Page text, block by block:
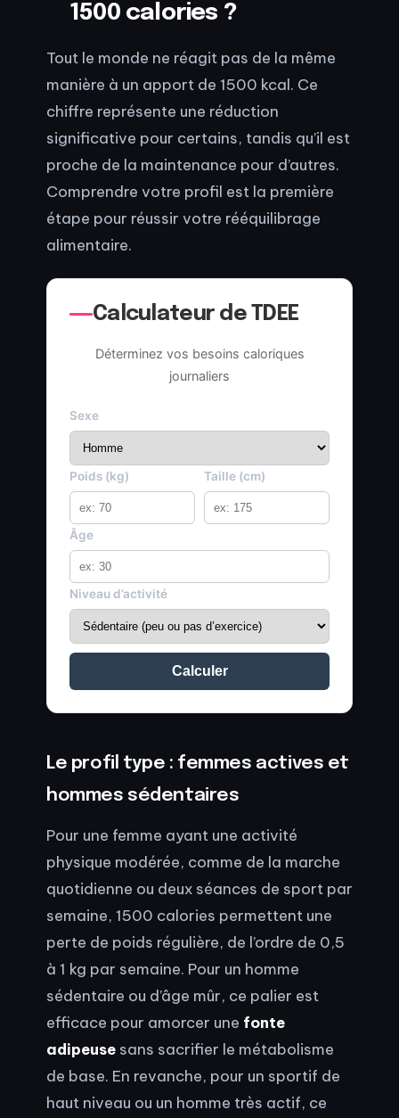
1500 calories ?
Tout le monde ne réagit pas de la même
manière à un apport de 1500 kcal. Ce
chiffre représente une réduction
significative pour certains, tandis qu’il est
proche de la maintenance pour d’autres.
Comprendre votre profil est la première
étape pour réussir votre rééquilibrage
alimentaire.
Calculateur de TDEE
Déterminez vos besoins caloriques
journaliers
Sexe
Poids (kg) Taille (cm)
Âge
Niveau d’activité
Calculer
Le profil type : femmes actives et
hommes sédentaires
Pour une femme ayant une activité
physique modérée, comme de la marche
quotidienne ou deux séances de sport par
semaine, 1500 calories permettent une
perte de poids régulière, de l’ordre de 0,5
à 1 kg par semaine. Pour un homme
sédentaire ou d’âge mûr, ce palier est
efficace pour amorcer une fonte
adipeuse sans sacrifier le métabolisme
de base. En revanche, pour un sportif de
haut niveau ou un homme très actif, ce